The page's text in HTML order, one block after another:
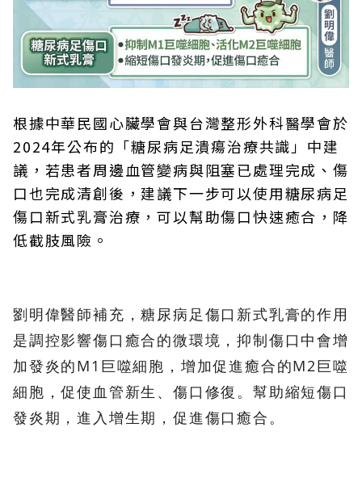
根據中華民國心臟學會與台灣整形外科醫學會於
2024年公布的「糖尿病足潰瘍治療共識」中建
議，若患者周邊血管變病與阻塞已處理完成、傷
口也完成清創後，建議下一步可以使用糖尿病足
傷口新式乳膏治療，可以幫助傷口快速癒合，降
低截肢風險。
劉明偉醫師補充，糖尿病足傷口新式乳膏的作用
是調控影響傷口癒合的微環境，抑制傷口中會增
加發炎的M1巨噬細胞，增加促進癒合的M2巨噬
細胞，促使血管新生、傷口修復。幫助縮短傷口
發炎期，進入增生期，促進傷口癒合。